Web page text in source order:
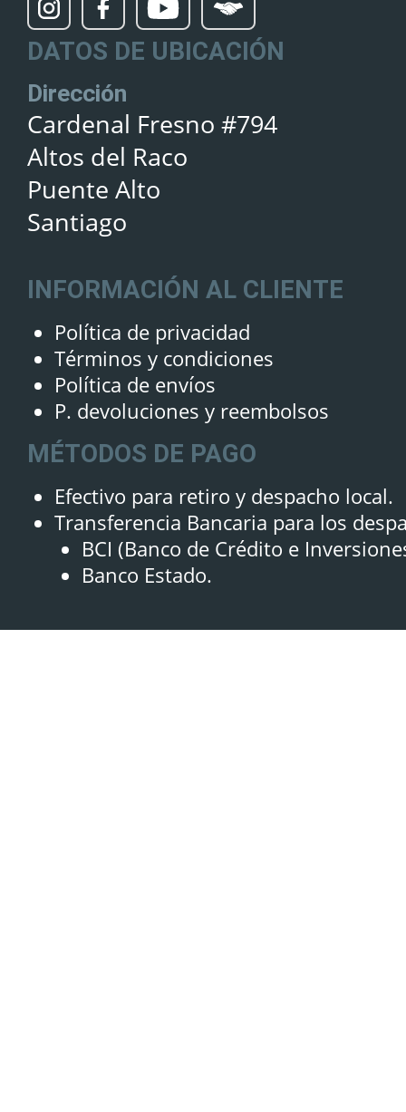
DATOS DE UBICACIÓN
Dirección
Cardenal Fresno #794
Altos del Raco
Puente Alto
Santiago
INFORMACIÓN AL CLIENTE
Política de privacidad
Términos y condiciones
Política de envíos
P. devoluciones y reembolsos
MÉTODOS DE PAGO
Efectivo para retiro y despacho local.
Transferencia Bancaria para los
BCI (Banco de Crédito e
Banco Estado.